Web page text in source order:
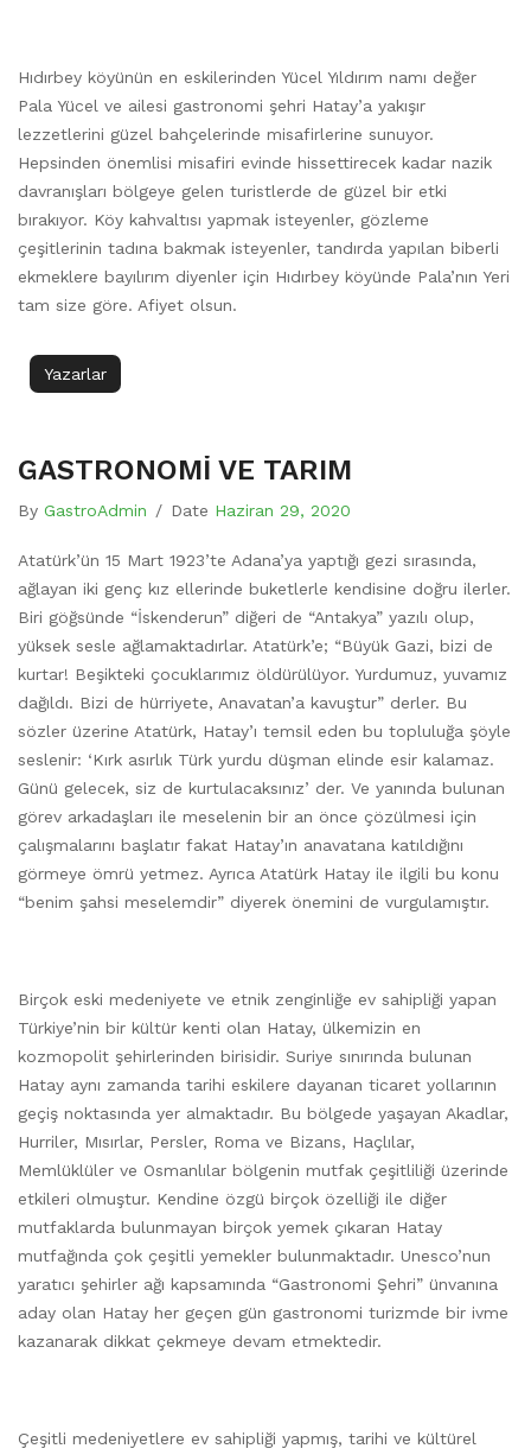
Hıdırbey köyünün en eskilerinden Yücel Yıldırım namı değer
Pala Yücel ve ailesi gastronomi şehri Hatay’a yakışır
lezzetlerini güzel bahçelerinde misafirlerine sunuyor.
Hepsinden önemlisi misafiri evinde hissettirecek kadar nazik
davranışları bölgeye gelen turistlerde de güzel bir etki
bırakıyor. Köy kahvaltısı yapmak isteyenler, gözleme
çeşitlerinin tadına bakmak isteyenler, tandırda yapılan biberli
ekmeklere bayılırım diyenler için Hıdırbey köyünde Pala’nın Yeri
tam size göre. Afiyet olsun.
Yazarlar
GASTRONOMİ VE TARIM
By GastroAdmin / Date Haziran 29, 2020
Atatürk’ün 15 Mart 1923’te Adana’ya yaptığı gezi sırasında,
ağlayan iki genç kız ellerinde buketlerle kendisine doğru ilerler.
Biri göğsünde “İskenderun” diğeri de “Antakya” yazılı olup,
yüksek sesle ağlamaktadırlar. Atatürk’e; “Büyük Gazi, bizi de
kurtar! Beşikteki çocuklarımız öldürülüyor. Yurdumuz, yuvamız
dağıldı. Bizi de hürriyete, Anavatan’a kavuştur” derler. Bu
sözler üzerine Atatürk, Hatay’ı temsil eden bu topluluğa şöyle
seslenir: ‘Kırk asırlık Türk yurdu düşman elinde esir kalamaz.
Günü gelecek, siz de kurtulacaksınız’ der. Ve yanında bulunan
görev arkadaşları ile meselenin bir an önce çözülmesi için
çalışmalarını başlatır fakat Hatay’ın anavatana katıldığını
görmeye ömrü yetmez. Ayrıca Atatürk Hatay ile ilgili bu konu
“benim şahsi meselemdir” diyerek önemini de vurgulamıştır.
Birçok eski medeniyete ve etnik zenginliğe ev sahipliği yapan
Türkiye’nin bir kültür kenti olan Hatay, ülkemizin en
kozmopolit şehirlerinden birisidir. Suriye sınırında bulunan
Hatay aynı zamanda tarihi eskilere dayanan ticaret yollarının
geçiş noktasında yer almaktadır. Bu bölgede yaşayan Akadlar,
Hurriler, Mısırlar, Persler, Roma ve Bizans, Haçlılar,
Memlüklüler ve Osmanlılar bölgenin mutfak çeşitliliği üzerinde
etkileri olmuştur. Kendine özgü birçok özelliği ile diğer
mutfaklarda bulunmayan birçok yemek çıkaran Hatay
mutfağında çok çeşitli yemekler bulunmaktadır. Unesco’nun
yaratıcı şehirler ağı kapsamında “Gastronomi Şehri” ünvanına
aday olan Hatay her geçen gün gastronomi turizmde bir ivme
kazanarak dikkat çekmeye devam etmektedir.
Çeşitli medeniyetlere ev sahipliği yapmış, tarihi ve kültürel